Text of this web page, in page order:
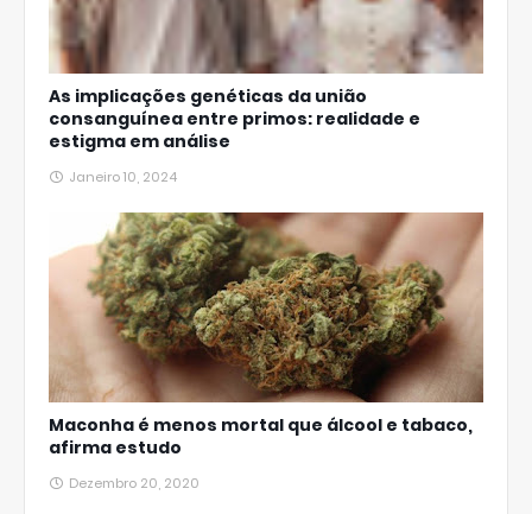
As implicações genéticas da união
consanguínea entre primos: realidade e
estigma em análise
Janeiro 10, 2024
Maconha é menos mortal que álcool e tabaco,
afirma estudo
Dezembro 20, 2020